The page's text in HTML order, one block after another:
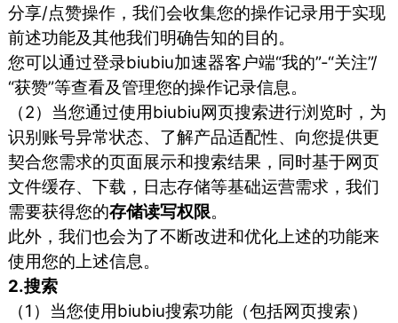
分享/点赞操作，我们会收集您的操作记录用于实现
前述功能及其他我们明确告知的目的。
您可以通过登录biubiu加速器客户端“我的”-“关注”/
“获赞”等查看及管理您的操作记录信息。
（2）当您通过使用biubiu网页搜索进行浏览时，为
识别账号异常状态、了解产品适配性、向您提供更
契合您需求的页面展示和搜索结果，同时基于网页
文件缓存、下载，日志存储等基础运营需求，我们
需要获得您的存储读写权限。
此外，我们也会为了不断改进和优化上述的功能来
使用您的上述信息。
2.搜索
（1）当您使用biubiu搜索功能（包括网页搜索）